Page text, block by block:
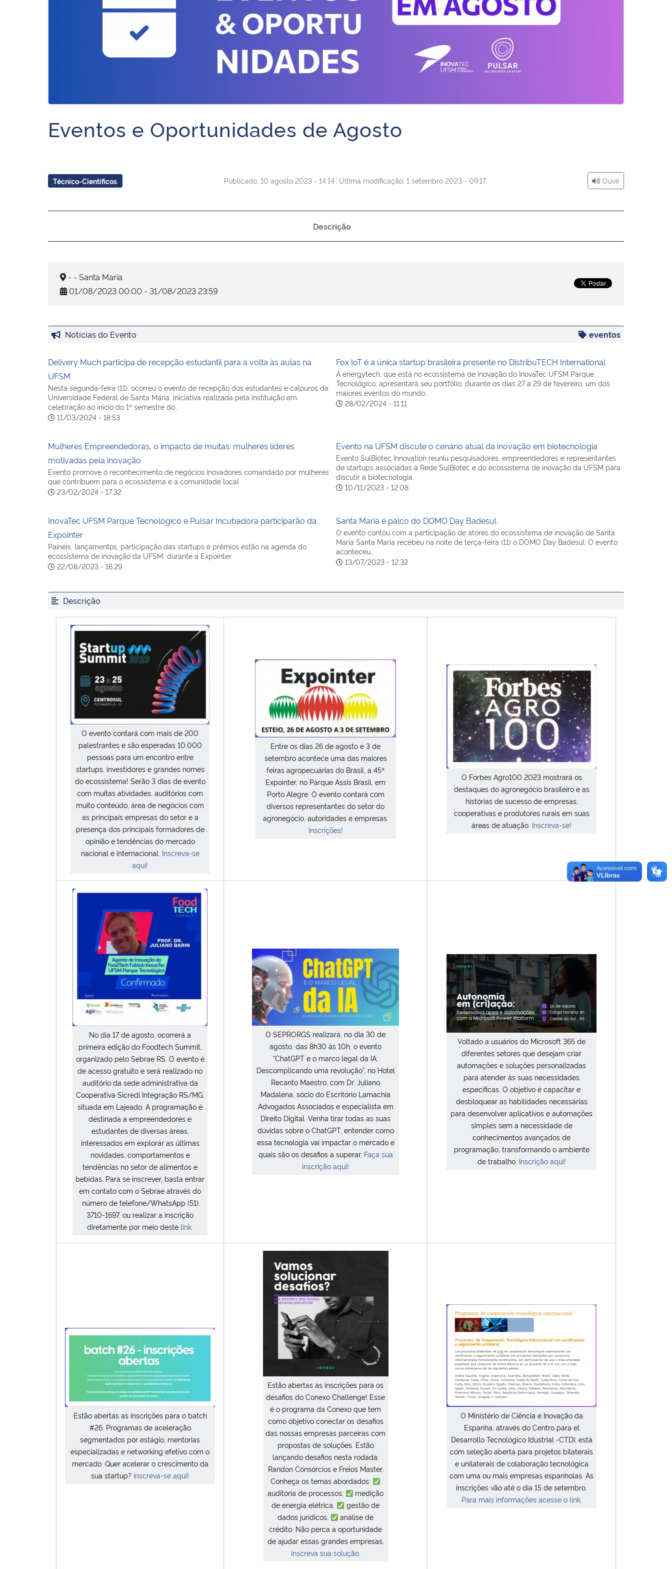
Eventos e Oportunidades de Agosto
Técnico-Científicos Publicado: 10 agosto 2023 - 14:14 Última modificação: 1 setembro 2023 - 09:17 Ouvir
Descrição
- - Santa Maria
01/08/2023 00:00 - 31/08/2023 23:59
Notícias do Evento eventos
Delivery Much participa de recepção estudantil para a volta às aulas na
UFSM
Nesta segunda-feira (11), ocorreu o evento de recepção dos estudantes e calouros da
Universidade Federal de Santa Maria, iniciativa realizada pela instituição em
celebração ao início do 1º semestre do…
11/03/2024 - 18:53
Fox IoT é a única startup brasileira presente no DistribuTECH International
A energytech, que está no ecossistema de inovação do InovaTec UFSM Parque
Tecnológico, apresentará seu portfólio, durante os dias 27 a 29 de fevereiro, um dos
maiores eventos do mundo…
28/02/2024 - 11:11
Mulheres Empreendedoras, o impacto de muitas: mulheres líderes
motivadas pela inovação
Evento promove o reconhecimento de negócios inovadores comandado por mulheres
que contribuem para o ecossistema e a comunidade local
23/02/2024 - 17:32
Evento na UFSM discute o cenário atual da inovação em biotecnologia
Evento SulBiotec Innovation reuniu pesquisadores, empreendedores e representantes
de startups associadas à Rede SulBiotec e do ecossistema de inovação da UFSM para
discutir a biotecnologia
10/11/2023 - 12:08
InovaTec UFSM Parque Tecnológico e Pulsar Incubadora participarão da
Expointer
Painéis, lançamentos, participação das startups e prêmios estão na agenda do
ecossistema de inovação da UFSM durante a Expointer
22/08/2023 - 16:29
Santa Maria é palco do DOMO Day Badesul
O evento contou com a participação de atores do ecossistema de inovação de Santa
Maria Santa Maria recebeu na noite de terça-feira (11) o DOMO Day Badesul. O evento
aconteceu…
13/07/2023 - 12:32
Descrição
O evento contará com mais de 200
palestrantes e são esperadas 10.000
pessoas para um encontro entre
startups, investidores e grandes nomes
do ecossistema! Serão 3 dias de evento
com muitas atividades, auditórios com
muito conteúdo, área de negócios com
as principais empresas do setor e a
presença dos principais formadores de
opinião e tendências do mercado
nacional e internacional. Inscreva-se
aqui!
Entre os dias 26 de agosto e 3 de
setembro acontece uma das maiores
feiras agropecuárias do Brasil, a 45ª
Expointer, no Parque Assis Brasil, em
Porto Alegre. O evento contará com
diversos representantes do setor do
agronegócio, autoridades e empresas.
Inscrições!
O Forbes Agro100 2023 mostrará os
destaques do agronegócio brasileiro e as
histórias de sucesso de empresas,
cooperativas e produtores rurais em suas
áreas de atuação. Inscreva-se!
No dia 17 de agosto, ocorrerá a
primeira edição do Foodtech Summit,
organizado pelo Sebrae RS. O evento é
de acesso gratuito e será realizado no
auditório da sede administrativa da
Cooperativa Sicredi Integração RS/MG,
situada em Lajeado. A programação é
destinada a empreendedores e
estudantes de diversas áreas,
interessados em explorar as últimas
novidades, comportamentos e
tendências no setor de alimentos e
bebidas. Para se inscrever, basta entrar
em contato com o Sebrae através do
número de telefone/WhatsApp (51)
3710-1697, ou realizar a inscrição
diretamente por meio deste link.
O SEPRORGS realizará, no dia 30 de
agosto, das 8h30 às 10h, o evento
“ChatGPT e o marco legal da IA:
Descomplicando uma revolução”, no Hotel
Recanto Maestro, com Dr. Juliano
Madalena, sócio do Escritório Lamachia
Advogados Associados e especialista em
Direito Digital. Venha tirar todas as suas
dúvidas sobre o ChatGPT, entender como
essa tecnologia vai impactar o mercado e
quais são os desafios a superar. Faça sua
inscrição aqui!
Voltado a usuários do Microsoft 365 de
diferentes setores que desejam criar
automações e soluções personalizadas
para atender às suas necessidades
específicas. O objetivo é capacitar e
desbloquear as habilidades necessárias
para desenvolver aplicativos e automações
simples sem a necessidade de
conhecimentos avançados de
programação, transformando o ambiente
de trabalho. Inscrição aqui!
Estão abertas as inscrições para o batch
#26. Programas de aceleração
segmentados por estágio, mentorias
especializadas e networking efetivo com o
mercado. Quer acelerar o crescimento da
sua startup? Inscreva-se aqui!
Estão abertas as inscrições para os
desafios do Conexo Challenge! Esse
é o programa da Conexo que tem
como objetivo conectar os desafios
das nossas empresas parceiras com
propostas de soluções. Estão
lançando desafios nesta rodada:
Randon Consórcios e Freios Master.
Conheça os temas abordados:
auditoria de processos;
medição
de energia elétrica;
gestão de
dados jurídicos;
análise de
crédito. Não perca a oportunidade
de ajudar essas grandes empresas,
inscreva sua solução.
O Ministério de Ciência e Inovação da
Espanha, através do Centro para el
Desarrollo Tecnológico Idustrial -CTDI, está
com seleção aberta para projetos bilaterais
e unilaterais de colaboração tecnológica
com uma ou mais empresas espanholas. As
inscrições vão até o dia 15 de setembro.
Para mais informações acesse o link.